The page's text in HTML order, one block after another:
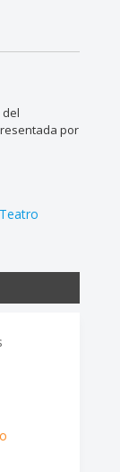
por
Teatro